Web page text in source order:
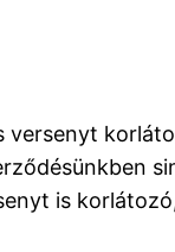
versenyt
is